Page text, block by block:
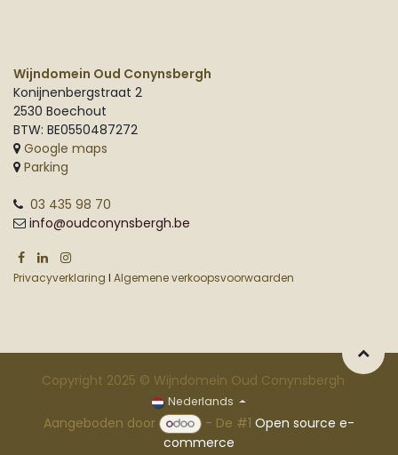
Wijndomein Oud Conynsbergh
Konijnenbergstraat 2
2530 Boechout
BTW: BE0550487272
Google maps
Parking
03 435 98 70
info@oudconynsbergh.be
Privacyverklaring I Algemene verkoopsvoorwaarden
Copyright 2025 © Wijndomein Oud Conynsbergh
Nederlands
Aangeboden door - De #1Open source e-
commerce